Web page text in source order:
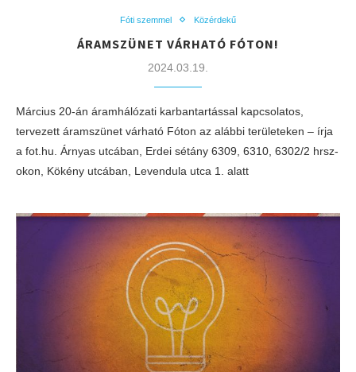
Fóti szemmel Közérdekű
ÁRAMSZÜNET VÁRHATÓ FÓTON!
2024.03.19.
Március 20-án áramhálózati karbantartással kapcsolatos,
tervezett áramszünet várható Fóton az alábbi területeken – írja
a fot.hu. Árnyas utcában, Erdei sétány 6309, 6310, 6302/2 hrsz-
okon, Kökény utcában, Levendula utca 1. alatt